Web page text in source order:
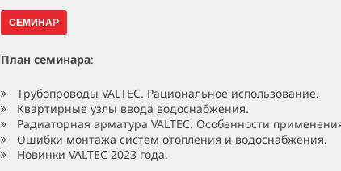
СЕМИНАР
План семинара:
Трубопроводы VALTEC. Рациональное использование.
Квартирные узлы ввода водоснабжения.
Радиаторная арматура VALTEC. Особенности
Ошибки монтажа систем отопления и водоснабжения.
Новинки VALTEC 2023 года.